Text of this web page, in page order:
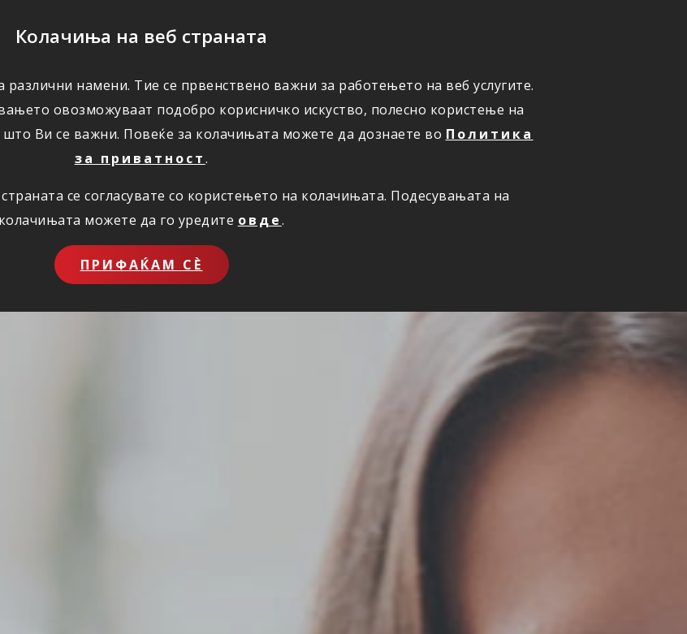
Колачиња на веб страната
намени. Тие се првенствено важни за работењето на веб услугите.
овозможуваат подобро корисничко искуство, полесно користење на
Ви се важни. Повеќе за колачињата можете да дознаете во Политика
за приватност.
се согласувате со користењето на колачињата. Подесувањата на
колачињата можете да го уредите овде.
ПРИФАЌАМ СЀ
КОРИСНО ЗА НАС ОНЛАЈН ПРИЈАВИ ШТЕТА